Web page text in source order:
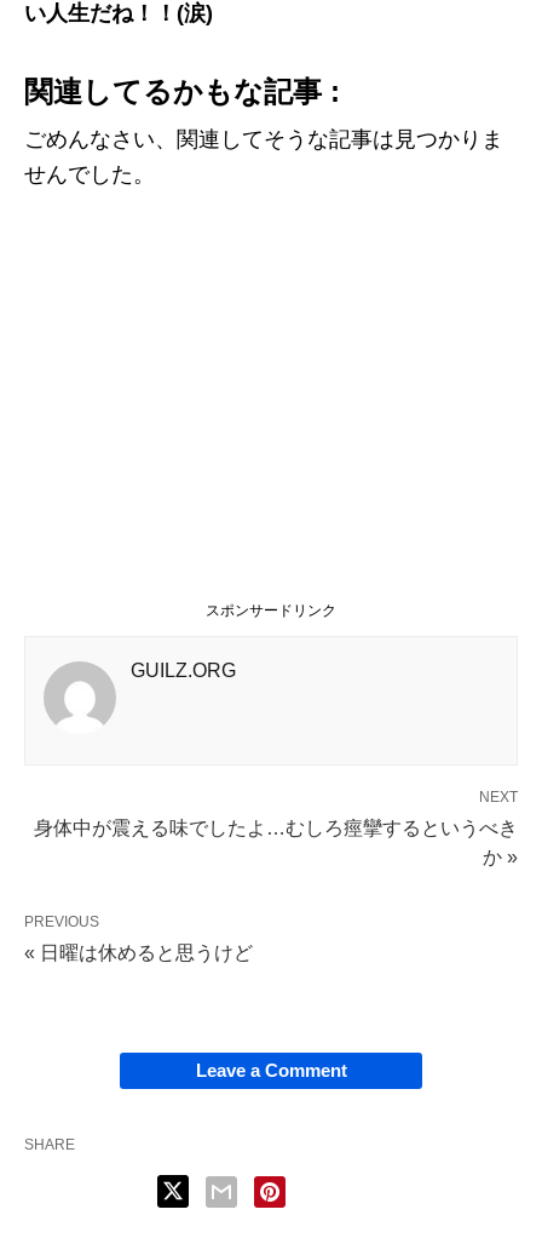
い人生だね！！(涙)
関連してるかもな記事 :
ごめんなさい、関連してそうな記事は見つかりま
せんでした。
スポンサードリンク
GUILZ.ORG
NEXT
身体中が震える味でしたよ…むしろ痙攣するというべき
か »
PREVIOUS
« 日曜は休めると思うけど
Leave a Comment
SHARE